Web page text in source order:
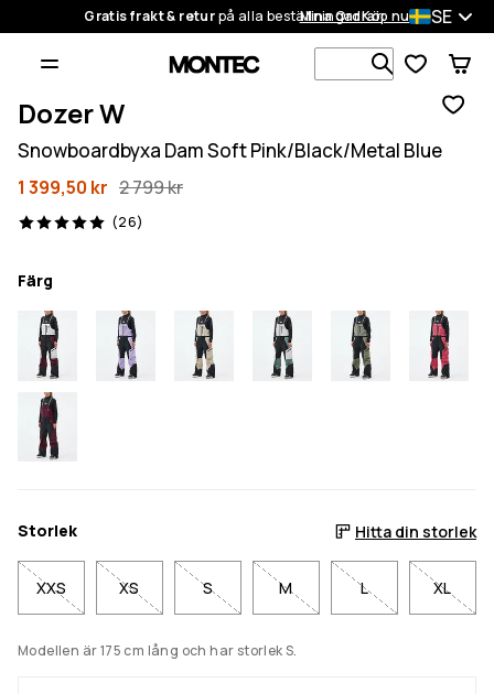
Gratis frakt & returpå alla beställningarKöp nu
Mina Ordrar SE
Sök bland
Dozer W
Snowboardbyxa Dam Soft Pink/Black/Metal Blue
1 399,50 kr 2 799 kr
(26)
26 recensioner, 5/5
Färg
Storlek Hitta din storlek
XXS XS S M L XL
Modellen är 175 cm lång och har storlek S.